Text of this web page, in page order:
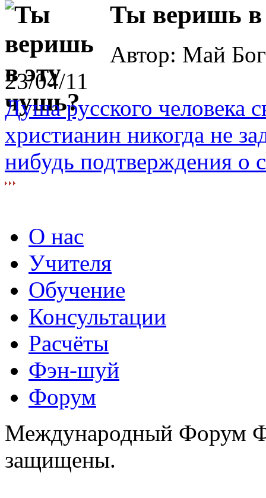
Ты веришь в
Автор: Май
23/04/11
Душа русского человека
христианин никогда не
нибудь подтверждения о
О нас
Учителя
Обучение
Консультации
Расчёты
Фэн-шуй
Форум
Международный Форум
защищены.